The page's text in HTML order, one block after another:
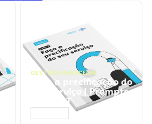
GESTÃO FINANCEIRA
Faça a precificação do
seu serviço | Prompts
ChatGPT